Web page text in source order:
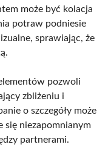
może być kolacja
potraw podniesie
sprawiając, że
pozwoli
zbliżeniu i
o szczegóły może
się niezapomnianym
partnerami.